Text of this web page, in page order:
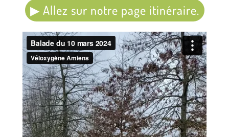
▶︎ Allez sur notre page itinéraire.